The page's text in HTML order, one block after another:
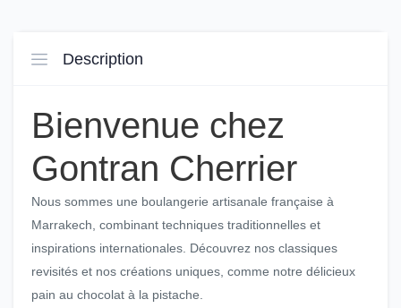
Description
Bienvenue chez
Gontran Cherrier
Nous sommes une boulangerie artisanale française à
Marrakech, combinant techniques traditionnelles et
inspirations internationales. Découvrez nos classiques
revisités et nos créations uniques, comme notre délicieux
pain au chocolat à la pistache.